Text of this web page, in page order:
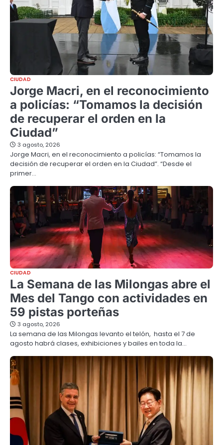
CIUDAD
Jorge Macri, en el reconocimiento
a policías: “Tomamos la decisión
de recuperar el orden en la
Ciudad”
3 agosto, 2026
Jorge Macri, en el reconocimiento a policías: “Tomamos la
decisión de recuperar el orden en la Ciudad”. “Desde el
primer…
CIUDAD
La Semana de las Milongas abre el
Mes del Tango con actividades en
59 pistas porteñas
3 agosto, 2026
La semana de las Milongas levanto el telón, hasta el 7 de
agosto habrá clases, exhibiciones y bailes en toda la…